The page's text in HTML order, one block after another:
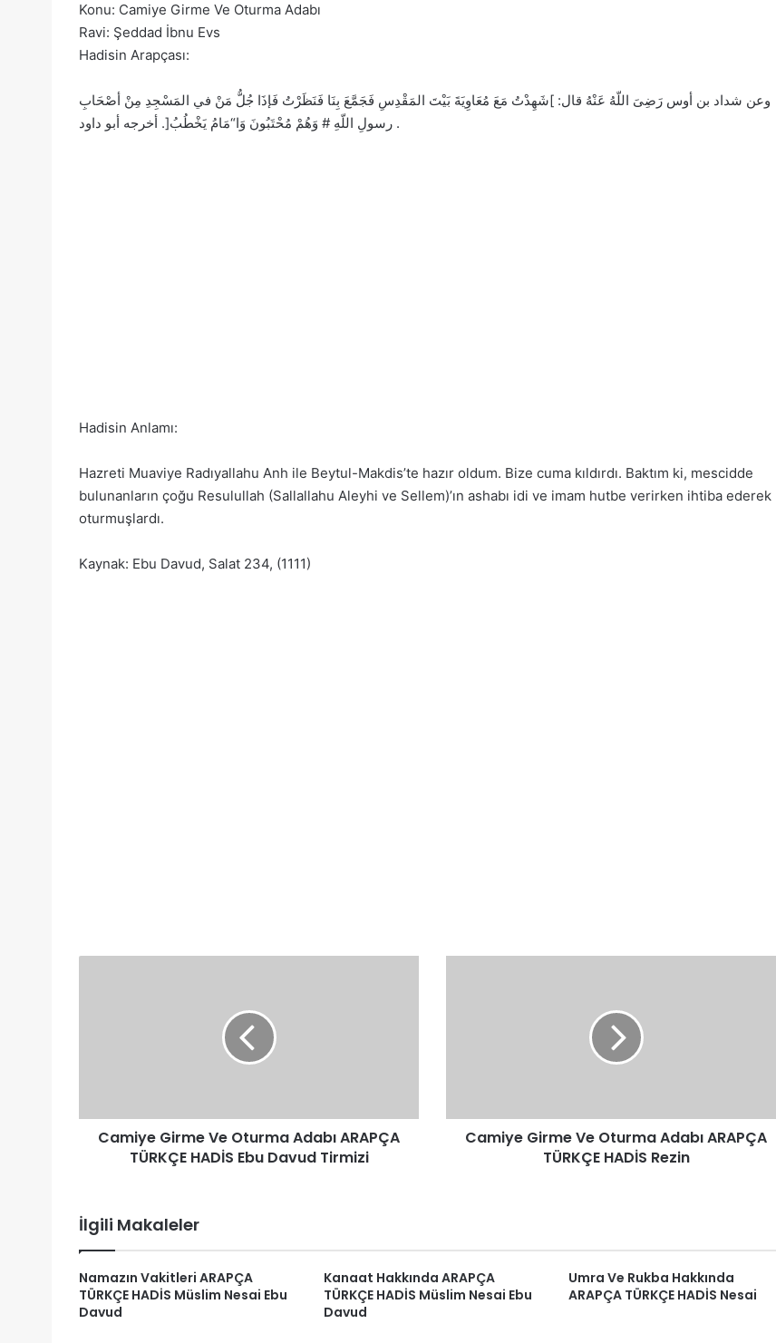
Konu: Camiye Girme Ve Oturma Adabı
Ravi: Şeddad İbnu Evs
Hadisin Arapçası:
وعن شداد بن أوس رَضِىَ اللّهُ عَنْهُ قال: ]شَهِدْتُ مَعَ مُعَاوِيَةَ بَيْتَ المَقْدِسِ فَجَمَّعَ بِنَا فَنَظَرْتُ فَإذَا جُلُّ مَنْ في المَسْجِدِ مِنْ أصْحَابِ
رسولِ اللّهِ # وَهُمْ مُحْتَبُونَ وَا“مَامُ يَخْطُبُ[. أخرجه أبو داود .
Hadisin Anlamı:
Hazreti Muaviye Radıyallahu Anh ile Beytul-Makdis’te hazır oldum. Bize cuma kıldırdı. Baktım ki, mescidde
bulunanların çoğu Resulullah (Sallallahu Aleyhi ve Sellem)’ın ashabı idi ve imam hutbe verirken ihtiba ederek
oturmuşlardı.
Kaynak: Ebu Davud, Salat 234, (1111)
Ebu
DavudCamiye Girme Ve Oturma Adabı ARAPÇA
TÜRKÇE HADİS Ebu Davud Tirmizi
Rezin
Camiye Girme Ve Oturma Adabı ARAPÇA
TÜRKÇE HADİS Rezin
İlgili Makaleler
Namazın Vakitleri ARAPÇA
TÜRKÇE HADİS Müslim Nesai Ebu
Davud
Kanaat Hakkında ARAPÇA
TÜRKÇE HADİS Müslim Nesai Ebu
Davud
Umra Ve Rukba Hakkında
ARAPÇA TÜRKÇE HADİS Nesai